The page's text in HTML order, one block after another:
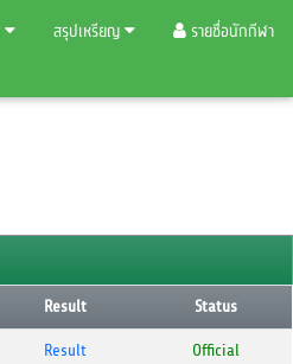
สรุปเหรียญ รายชื่อนักกีฬา
Result
Status
Result Official